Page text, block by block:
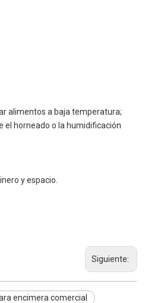
alimentos a baja temperatura;
el horneado o la humidificación
y espacio.
Siguiente:
encimera comercial